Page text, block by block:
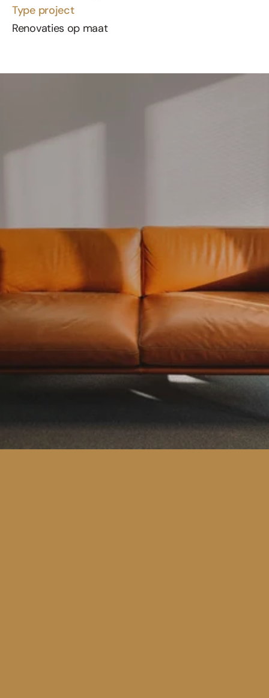
Type project
Renovaties op maat
Neem contact op
Bel: +31 (0)6 4486 1201